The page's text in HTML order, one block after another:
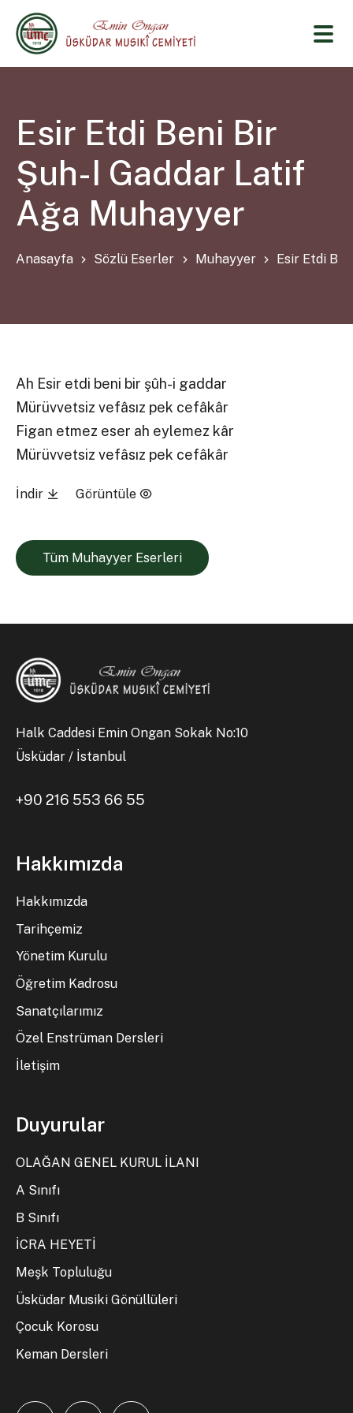
Esir Etdi Beni Bir
Şuh-I Gaddar Latif
Ağa Muhayyer
Anasayfa Sözlü Eserler Muhayyer Esir Etdi
Ah Esir etdi beni bir şûh-i gaddar
Mürüvvetsiz vefâsız pek cefâkâr
Figan etmez eser ah eylemez kâr
Mürüvvetsiz vefâsız pek cefâkâr
İndir Görüntüle
Tüm Muhayyer Eserleri
Halk Caddesi Emin Ongan Sokak No:10
Üsküdar / İstanbul
+90 216 553 66 55
Hakkımızda
Hakkımızda
Tarihçemiz
Yönetim Kurulu
Öğretim Kadrosu
Sanatçılarımız
Özel Enstrüman Dersleri
İletişim
Duyurular
OLAĞAN GENEL KURUL İLANI
A Sınıfı
B Sınıfı
İCRA HEYETİ
Meşk Topluluğu
Üsküdar Musiki Gönüllüleri
Çocuk Korosu
Keman Dersleri